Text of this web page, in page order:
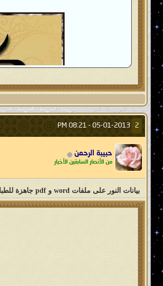
2
05-01-2013 -
08:21 PM
حبيبة الرحمن
من الأنصار السابقين الأخيار
بيانات النور على ملفات word و pdf جاهزة للطباعة